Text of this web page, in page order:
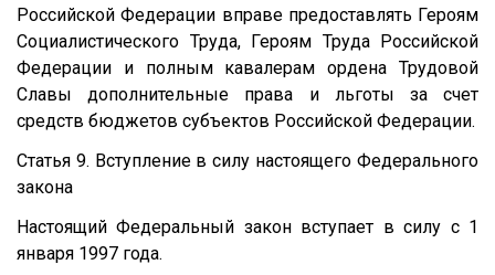
Российской Федерации вправе предоставлять Героям
Социалистического Труда, Героям Труда Российской
Федерации и полным кавалерам ордена Трудовой
Славы дополнительные права и льготы за счет
средств бюджетов субъектов Российской Федерации.
Статья 9. Вступление в силу настоящего Федерального
закона
Настоящий Федеральный закон вступает в силу с 1
января 1997 года.